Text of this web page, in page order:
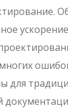
для